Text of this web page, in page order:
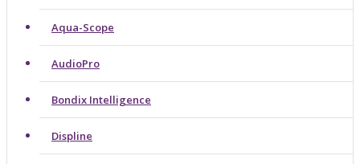
Aqua-Scope
AudioPro
Bondix Intelligence
Displine